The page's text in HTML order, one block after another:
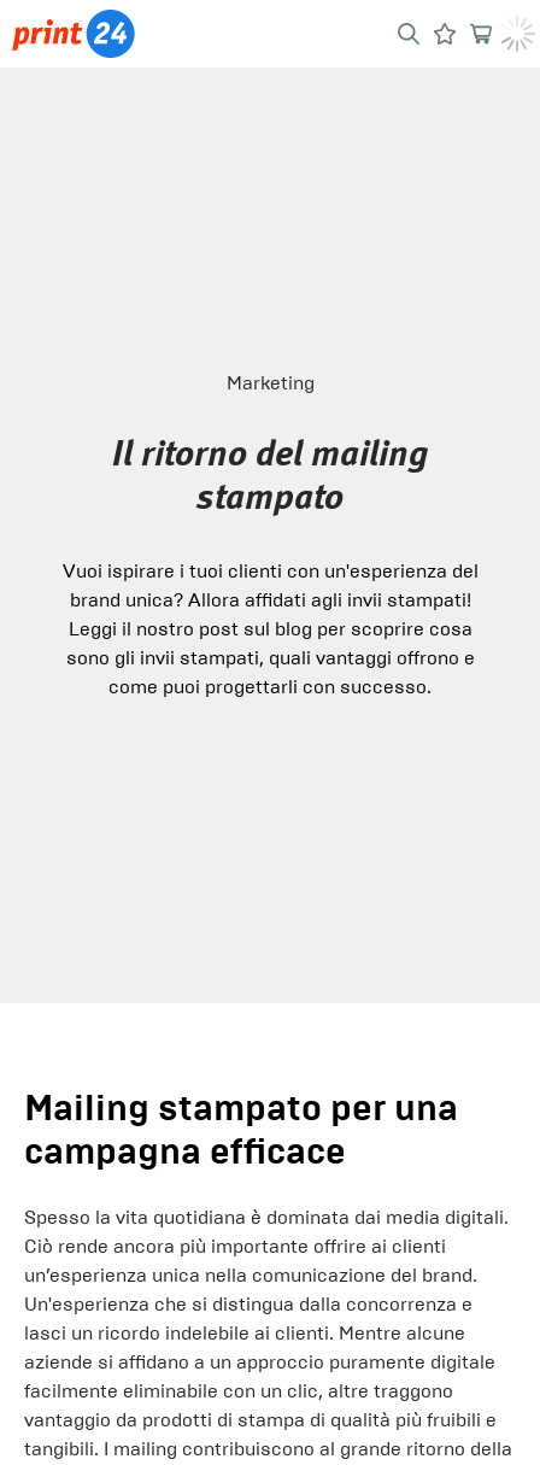
Marketing
Il ritorno del mailing
stampato
Vuoi ispirare i tuoi clienti con un'esperienza del
brand unica? Allora affidati agli invii stampati!
Leggi il nostro post sul blog per scoprire cosa
sono gli invii stampati, quali vantaggi offrono e
come puoi progettarli con successo.
Mailing stampato per una
campagna efficace
Spesso la vita quotidiana è dominata dai media digitali.
Ciò rende ancora più importante offrire ai clienti
un’esperienza unica nella comunicazione del brand.
Un'esperienza che si distingua dalla concorrenza e
lasci un ricordo indelebile ai clienti. Mentre alcune
aziende si affidano a un approccio puramente digitale
facilmente eliminabile con un clic, altre traggono
vantaggio da prodotti di stampa di qualità più fruibili e
tangibili. I mailing contribuiscono al grande ritorno della